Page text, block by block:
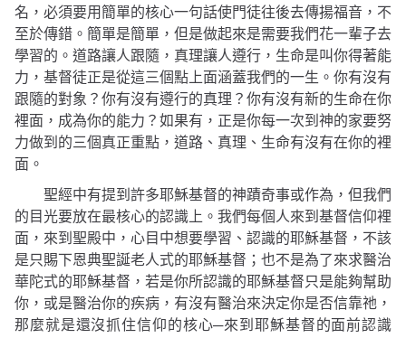
名，必須要用簡單的核心一句話使門徒往後去傳揚福音，不
至於傳錯。簡單是簡單，但是做起來是需要我們花一輩子去
學習的。道路讓人跟隨，真理讓人遵行，生命是叫你得著能
力，基督徒正是從這三個點上面涵蓋我們的一生。你有沒有
跟隨的對象？你有沒有遵行的真理？你有沒有新的生命在你
裡面，成為你的能力？如果有，正是你每一次到神的家要努
力做到的三個真正重點，道路、真理、生命有沒有在你的裡
面。
聖經中有提到許多耶穌基督的神蹟奇事或作為，但我們
的目光要放在最核心的認識上。我們每個人來到基督信仰裡
面，來到聖殿中，心目中想要學習、認識的耶穌基督，不該
是只賜下恩典聖誕老人式的耶穌基督；也不是為了來求醫治
華陀式的耶穌基督，若是你所認識的耶穌基督只是能夠幫助
你，或是醫治你的疾病，有沒有醫治來決定你是否信靠祂，
那麼就是還沒抓住信仰的核心─來到耶穌基督的面前認識